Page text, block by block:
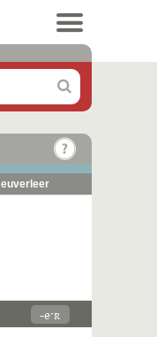
euverleer
-eˑʀ